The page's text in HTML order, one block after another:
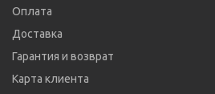
Оплата
Доставка
Гарантия и возврат
Карта клиента